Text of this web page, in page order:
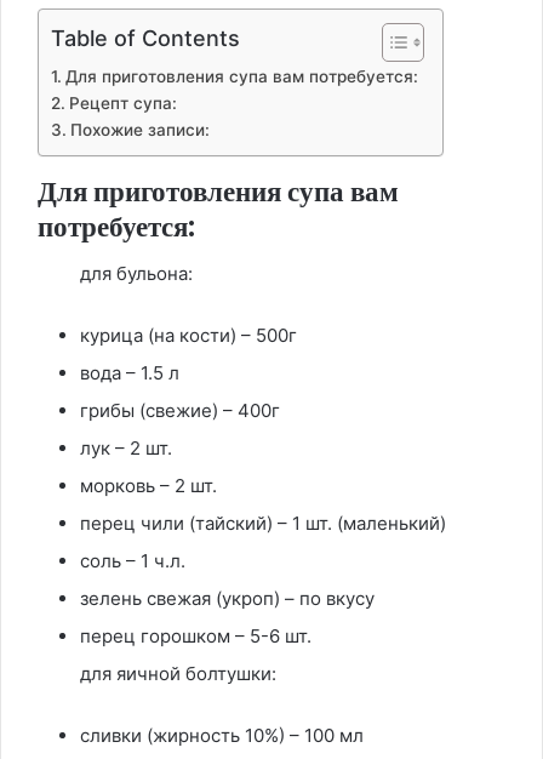
Table of Contents
Для приготовления супа вам потребуется:
Рецепт супа:
Похожие записи:
Для приготовления супа вам
потребуется:
для бульона:
курица (на кости) – 500г
вода – 1.5 л
грибы (свежие) – 400г
лук – 2 шт.
морковь – 2 шт.
перец чили (тайский) – 1 шт. (маленький)
соль – 1 ч.л.
зелень свежая (укроп) – по вкусу
перец горошком – 5-6 шт.
для яичной болтушки:
сливки (жирность 10%) – 100 мл